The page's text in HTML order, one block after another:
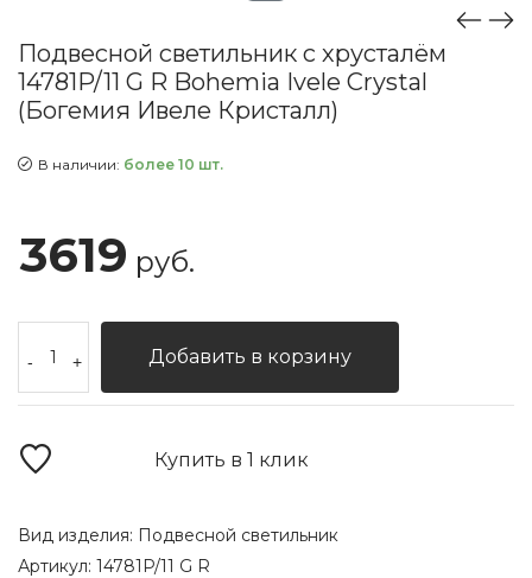
Подвесной светильник с хрусталём
14781P/11 G R Bohemia Ivele Crystal
(Богемия Ивеле Кристалл)
В наличии: более 10 шт.
3619 руб.
- + Добавить в корзину
Купить в 1 клик
Вид изделия: Подвесной светильник
Артикул: 14781P/11 G R